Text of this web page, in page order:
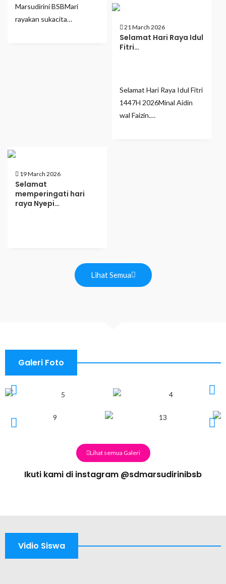
Marsudirini BSBMari
rayakan sukacita…
21 March 2026
Selamat Hari Raya Idul
Fitri…
Selamat Hari Raya Idul Fitri
1447H 2026Minal Aidin
wal Faizin.…
19 March 2026
Selamat
memperingati hari
raya Nyepi…
Lihat Semua
Galeri Foto
Lihat semua Galeri
Ikuti kami di instagram @sdmarsudirinibsb
Vidio Siswa